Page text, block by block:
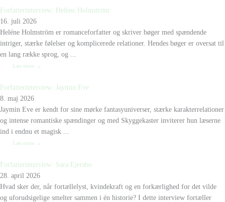
Forfatterinterview: Heléne Holmström
16. juli 2026
Heléne Holmström er romanceforfatter og skriver bøger med spændende
intriger, stærke følelser og komplicerede relationer. Hendes bøger er oversat til
en lang række sprog, og ...
Læs mere →
Forfatterinterview: Jaymin Eve
8. maj 2026
Jaymin Eve er kendt for sine mørke fantasyuniverser, stærke karakterrelationer
og intense romantiske spændinger og med Skyggekaster inviterer hun læserne
ind i endnu et magisk ...
Læs mere →
Forfatterinterview: Sara Ejersbo
28. april 2026
Hvad sker der, når fortællelyst, kvindekraft og en forkærlighed for det vilde
og uforudsigelige smelter sammen i én historie? I dette interview fortæller